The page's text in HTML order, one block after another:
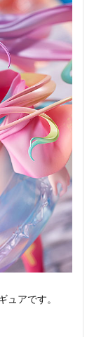
ュアです。